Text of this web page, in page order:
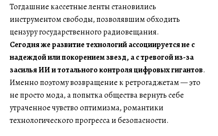
Тогдашние кассетные ленты становились
инструментом свободы, позволявшим обходить
цензуру государственного радиовещания.
Сегодня же развитие технологий ассоциируется не с
надеждой или покорением звезд, а с тревогой из-за
засилья ИИ и тотального контроля цифровых гигантов.
Именно поэтому возвращение к ретрогаджетам — это
не просто мода, а попытка общества вернуть себе
утраченное чувство оптимизма, романтики
технологического прогресса и безопасности.